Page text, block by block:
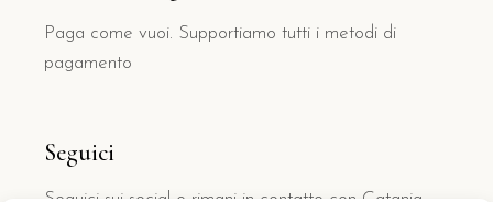
Paga come vuoi. Supportiamo tutti i metodi di
pagamento
Seguici